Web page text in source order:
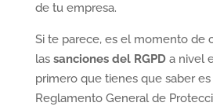
de tu empresa.
Si te parece, es el momento de
las sanciones del RGPDa nivel
primero que tienes que saber
Reglamento General de